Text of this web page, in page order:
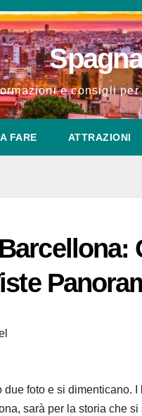
e consigli
FARE ATTRAZIONI
foto e si dimenticano. I
sarà per la storia che